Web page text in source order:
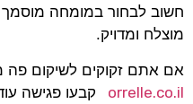
חשוב לבחור במומחה מוסמך
מוצלח ומדויק.
אם אתם זקוקים לשיקום פה
orrelle.co.il
קבעו פגישה